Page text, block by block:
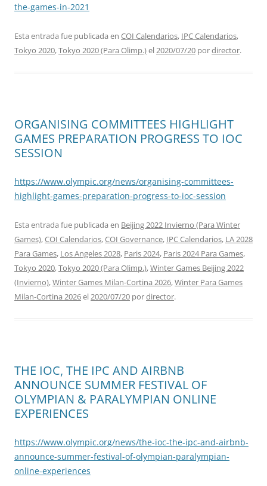
the-games-in-2021
Esta entrada fue publicada en COI Calendarios, IPC Calendarios,
Tokyo 2020,Tokyo 2020 (Para Olimp.)el2020/07/20 pordirector.
ORGANISING COMMITTEES HIGHLIGHT
GAMES PREPARATION PROGRESS TO IOC
SESSION
https://www.olympic.org/news/organising-committees-
highlight-games-preparation-progress-to-ioc-session
Esta entrada fue publicada en Beijing 2022 Invierno (Para Winter
Games),COI Calendarios,COI Governance, IPC Calendarios, LA 2028
Para Games, Los Angeles 2028, Paris 2024, Paris 2024 Para Games,
Tokyo 2020,Tokyo 2020 (Para Olimp.),Winter Games Beijing 2022
(Invierno),Winter Games Milan-Cortina 2026,Winter Para Games
Milan-Cortina 2026el2020/07/20 pordirector.
THE IOC, THE IPC AND AIRBNB
ANNOUNCE SUMMER FESTIVAL OF
OLYMPIAN & PARALYMPIAN ONLINE
EXPERIENCES
https://www.olympic.org/news/the-ioc-the-ipc-and-airbnb-
announce-summer-festival-of-olympian-paralympian-
online-experiences